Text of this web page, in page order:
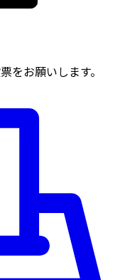
をお願いします。